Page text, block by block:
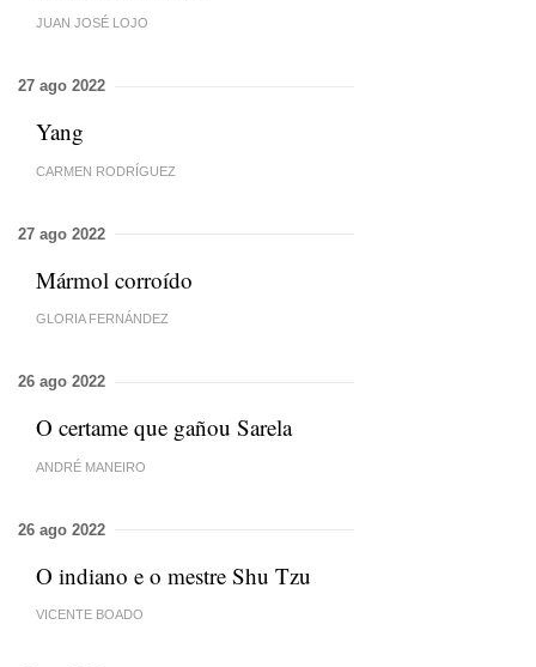
JUAN JOSÉ LOJO
27 ago 2022
Yang
CARMEN RODRÍGUEZ
27 ago 2022
Mármol corroído
GLORIA FERNÁNDEZ
26 ago 2022
O certame que gañou Sarela
ANDRÉ MANEIRO
26 ago 2022
O indiano e o mestre Shu Tzu
VICENTE BOADO